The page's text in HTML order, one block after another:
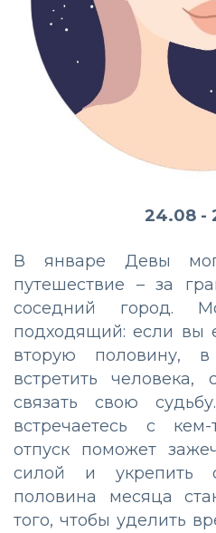
24.08 -
В январе Девы
путешествие – за
соседний город.
подходящий: если
вторую половину,
встретить человека,
связать свою
встречаетесь с
отпуск поможет
силой и укрепить
половина месяца
того, чтобы уделить